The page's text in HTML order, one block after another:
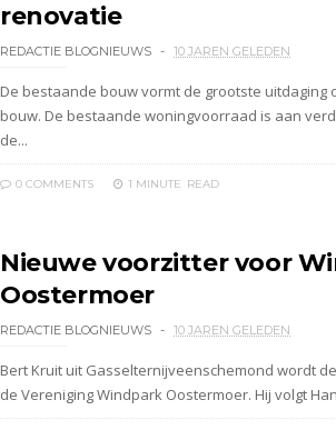
renovatie
REDACTIE BLOGNIEUWS 10 JAREN GELEDEN
De bestaande bouw vormt de grootste uitdaging
bouw. De bestaande woningvoorraad is aan
de...
0 COMMENTS 1 MINUTE READ
Nieuwe voorzitter voor
Oostermoer
REDACTIE BLOGNIEUWS 10 JAREN GELEDEN
Bert Kruit uit Gasselternijveenschemond wordt
de Vereniging Windpark Oostermoer. Hij volgt